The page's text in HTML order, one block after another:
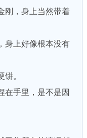
，身上当然带着
上好像根本没有
。
手里，是不是因